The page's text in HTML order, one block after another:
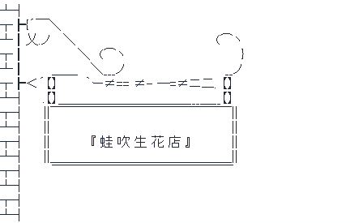
┴┤
┬┣{´￣＼
┴┃乂.ノ　 ＼　　　　　　　　 　 　 　 　 　 (⌒ヽ
┬┃　 　 　 　 ＼　(⌒ヽ　　　　　　　　　　　 　 }
┴┃　 　 ＿＿　 ＼___ノ　　　　　 　 　 　 　 __ノ
┬┣＜´【】　　　｀ー≠== ≠- ─=≠ニ二. 【】
┴┤ 　 .【】＿＿＿＿＿＿＿＿＿＿___＿__【】
┬┤　　||￣￣￣￣￣￣￣￣￣￣￣￣￣￣||
┴┤　　||　　　　　　　　　　　　　　　　　 　 　 ||
┬┤　　|| 　　　　『 蛙 吹 生 花 店 』　　 　　||
┴┤　　||＿＿＿＿＿＿＿＿＿＿＿＿＿＿||
┬┤ 　　 ￣￣￣￣￣￣￣￣￣￣￣￣￣￣
┴┤
┬┤
┴┤